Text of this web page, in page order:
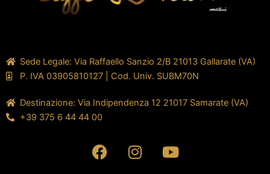
Sede Legale: Via Raffaello Sanzio 2/B 21013 Gallarate (VA)
P. IVA 03905810127 | Cod. Univ. SUBM70N
Destinazione: Via Indipendenza 12 21017 Samarate (VA)
+39 375 6 44 44 00
F
a
I
n
Y
o